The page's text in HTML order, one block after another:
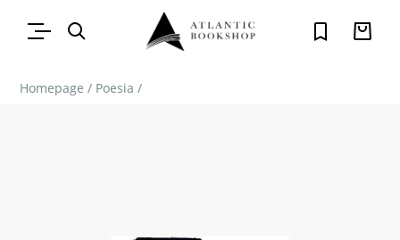
Homepage / Poesia /